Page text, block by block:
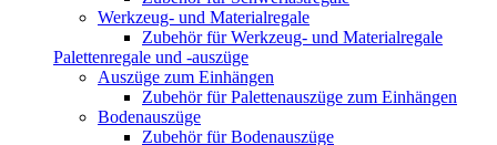
Werkzeug- und Materialregale
Zubehör für Werkzeug- und Materialregale
Palettenregale und -auszüge
Auszüge zum Einhängen
Zubehör für Palettenauszüge zum Einhängen
Bodenauszüge
Zubehör für Bodenauszüge